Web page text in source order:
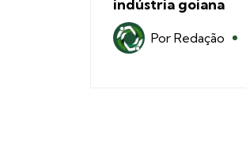
indústria goiana
Por Redação